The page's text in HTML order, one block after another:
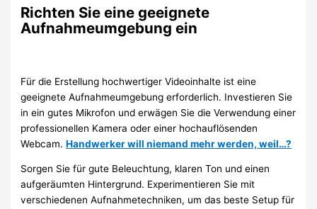
Richten Sie eine geeignete
Aufnahmeumgebung ein
Für die Erstellung hochwertiger Videoinhalte ist eine
geeignete Aufnahmeumgebung erforderlich. Investieren Sie
in ein gutes Mikrofon und erwägen Sie die Verwendung einer
professionellen Kamera oder einer hochauflösenden
Webcam.Handwerker will niemand mehr werden, weil…?
Sorgen Sie für gute Beleuchtung, klaren Ton und einen
aufgeräumten Hintergrund. Experimentieren Sie mit
verschiedenen Aufnahmetechniken, um das beste Setup für